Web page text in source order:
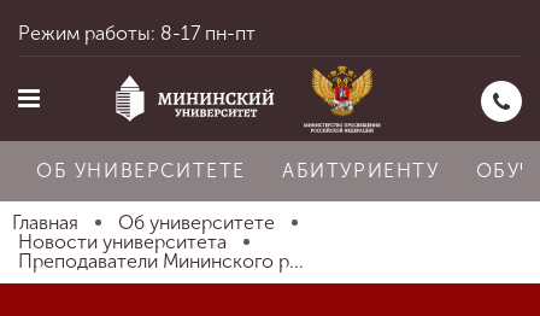
Главная
Режим работы: 8-17 пн-пт
ОБ УНИВЕРСИТЕТЕ АБИТУРИЕНТУ
Главная
Об университете
Новости университета
Преподаватели Мининского р...